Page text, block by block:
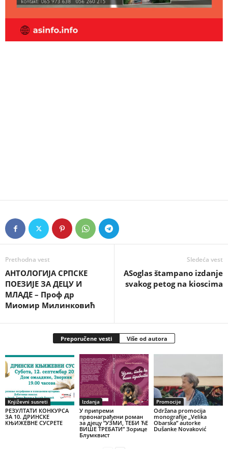
Prethodna vest
АНТОЛОГИЈА СРПСКЕ
ПОЕЗИЈЕ ЗА ДЕЦУ И
МЛАДЕ – Проф др
Миомир Милинковић
Sledeća vest
ASoglas štampano izdanje
svakog petog na kioscima
Preporučene vesti Više od autora
Književni susreti
РЕЗУЛТАТИ КОНКУРСА
ЗА 10. ДРИНСКЕ
КЊИЖЕВНЕ СУСРЕТЕ
Izdanja
У припреми
првонаграђени роман
за дјецу ”УЗМИ, ТЕБИ ЋЕ
ВИШЕ ТРЕБАТИ” Зорице
Блумквист
Promocije
Održana promocija
monografije „Velika
Obarska” autorke
Dušanke Novaković